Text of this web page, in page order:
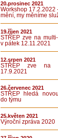
20.prosinec 2021
Workshop 17.2.2022
mění, my měníme
19.říjen 2021
STŘEP zve na
v pátek 12.11.2021
12.srpen 2021
STŘEP zve na
17.9.2021
26.červenec 2021
STŘEP hledá
do týmu
25.květen 2021
Výroční zpráva 2020